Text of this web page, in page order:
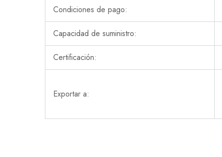
Condiciones de pago:
Capacidad de suministro:
Certificación:
Exportar a: